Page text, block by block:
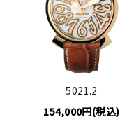
5021.2
154,000円(税込)